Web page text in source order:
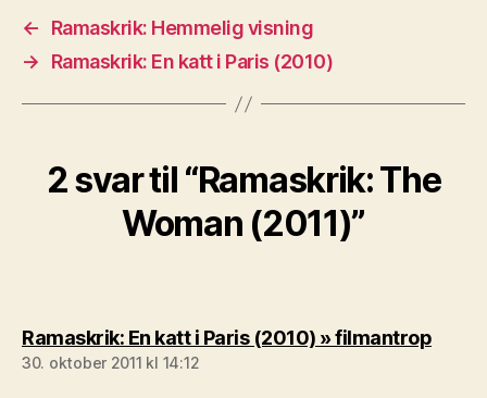
←
Ramaskrik: Hemmelig visning
→
Ramaskrik: En katt i Paris (2010)
2 svar til “Ramaskrik: The
Woman (2011)”
Ramaskrik: En katt i Paris (2010) » filmantropsier:
30. oktober 2011 kl 14:12